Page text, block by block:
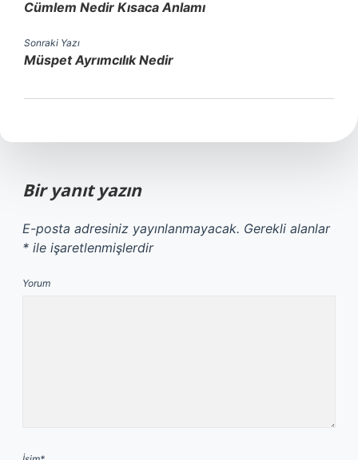
Cümlem Nedir Kısaca Anlamı
Sonraki Yazı
Müspet Ayrımcılık Nedir
Bir yanıt yazın
E-posta adresiniz yayınlanmayacak. Gerekli alanlar
* ile işaretlenmişlerdir
Yorum